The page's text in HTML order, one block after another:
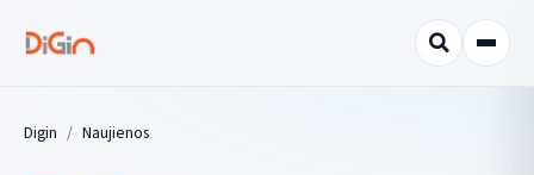
Digin Naujienos